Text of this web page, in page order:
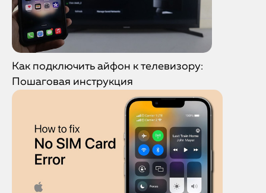
Как подключить айфон к телевизору:
Пошаговая инструкция